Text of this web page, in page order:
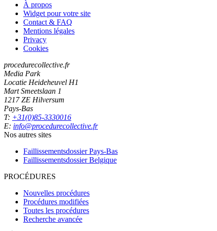
À propos
Widget pour votre site
Contact & FAQ
Mentions légales
Privacy
Cookies
procedurecollective.fr
Media Park
Locatie Heideheuvel H1
Mart Smeetslaan 1
1217 ZE Hilversum
Pays-Bas
T: +31(0)85-3330016
E: info@procedurecollective.fr
Nos autres sites
Faillissementsdossier Pays-Bas
Faillissementsdossier Belgique
PROCÉDURES
Nouvelles procédures
Procédures modifiées
Toutes les procédures
Recherche avancée